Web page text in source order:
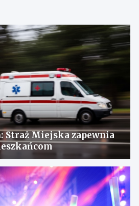
Straż Miejska zapewnia